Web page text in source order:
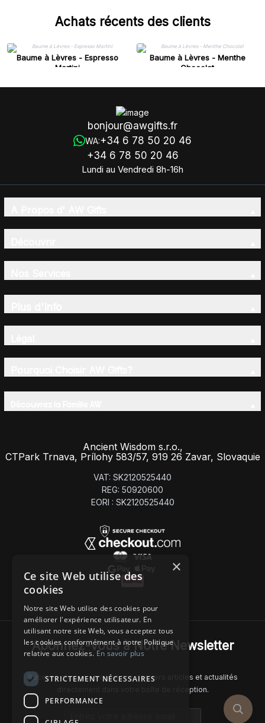
Achats récents des clients
Baume à Lèvres - Espresso
Martini
Baume à Lèvres - Menthe
Chocolat
bonjour@awgifts.fr
WA:+34 6 78 50 20 46
+34 6 78 50 20 46
Lundi au Vendredi 8h-16h
Ancient Wisdom s.r.o.,
CTPark Trnava, Prílohy 583/57, 919 26 Zavar, Slovaquie
VAT: SK2120525440
REG: 50920600
EORI : SK2120525440
Abonnez-Vous à Notre Newsletter
Recevez chaque semaine nos derniers articles et actualités
directement dans votre boîte de réception.
×
Ce site Web utilise des
cookies
Notre site Web utilise des cookies pour
améliorer l'expérience utilisateur. En
utilisant notre site Web, vous acceptez tous
les cookies conformément à notre Politique
relative aux cookies.En savoir plus
STRICTEMENT NÉCESSAIRES
PERFORMANCE